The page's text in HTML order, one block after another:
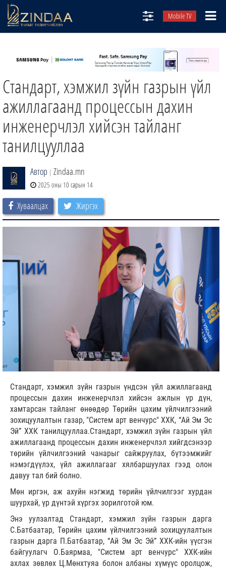
Mobile TV
ТВ8
ӨГЛӨӨНИЙ СОНИН
АУДИО ЗОХИОЛ
Стандарт, хэмжил зүйн газрын үйл
ажиллагаанд процессын дахин
инженерчлэл хийсэн тайланг
танилцууллаа
Автор | Zindaa.mn
2025 оны 10 сарын 14
Хуваалцах Жиргэх
Стандарт, хэмжил зүйн газрын үндсэн үйл ажиллагаанд
процессын дахин инженерчлэл хийсэн ажлын үр дүн,
хамтарсан тайланг өнөөдөр Төрийн цахим үйлчилгээний
зохицуулалтын газар, "Систем арт венчурс" ХХК, “Ай Эм Эс
Эй” ХХК танилцууллаа.Стандарт, хэмжил зүйн газрын үйл
ажиллагаанд процессын дахин инженерчлэл хийгдсэнээр
төрийн үйлчилгээний чанарыг сайжруулах, бүтээмжийг
нэмэгдүүлэх, үйл ажиллагааг хялбаршуулах гээд олон
давуу тал бий болно.
Мөн иргэн, аж ахуйн нэгжид төрийн үйлчилгээг хурдан
шуурхай, үр дүнтэй хүргэх зорилготой юм.
Энэ уулзалтад Стандарт, хэмжил зүйн газрын дарга
С.Батбаатар, Төрийн цахим үйлчилгээний зохицуулалтын
газрын дарга П.Батбаатар, “Ай Эм Эс Эй” ХХК-ийн үүсгэн
байгуулагч О.Баярмаа, "Систем арт венчурс" ХХК-ийн
ахлах зөвлөх Ц.Мөнхтуяа болон албаны хүмүүс оролцож,